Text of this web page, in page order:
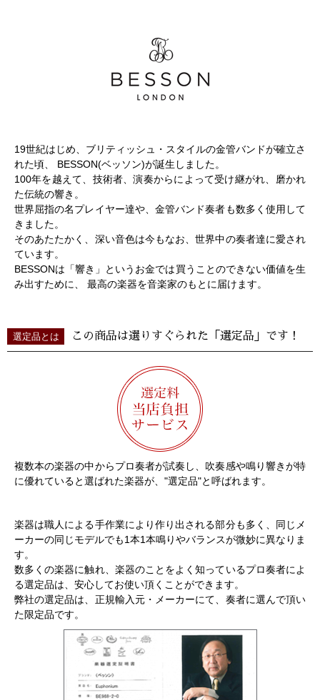
19世紀はじめ、ブリティッシュ・スタイルの金管バンドが確立さ
れた頃、 BESSON(ベッソン)が誕生しました。
100年を越えて、技術者、演奏からによって受け継がれ、磨かれ
た伝統の響き。
世界屈指の名プレイヤー達や、金管バンド奏者も数多く使用して
きました。
そのあたたかく、深い音色は今もなお、世界中の奏者達に愛され
ています。
BESSONは「響き」というお金では買うことのできない価値を生
み出すために、 最高の楽器を音楽家のもとに届けます。
選定品とは この商品は選りすぐられた「選定品」です！
複数本の楽器の中からプロ奏者が試奏し、吹奏感や鳴り響きが特
に優れていると選ばれた楽器が、"選定品"と呼ばれます。
楽器は職人による手作業により作り出される部分も多く、同じメ
ーカーの同じモデルでも1本1本鳴りやバランスが微妙に異なりま
す。
数多くの楽器に触れ、楽器のことをよく知っているプロ奏者によ
る選定品は、安心してお使い頂くことができます。
弊社の選定品は、正規輸入元・メーカーにて、奏者に選んで頂い
た限定品です。